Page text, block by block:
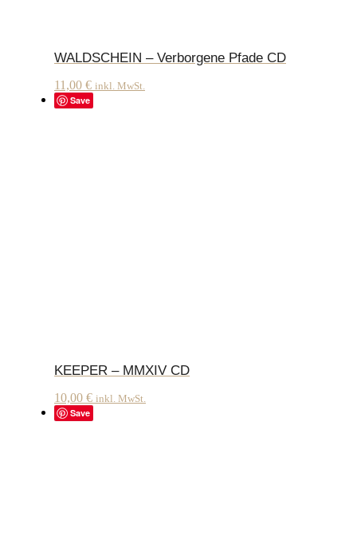
WALDSCHEIN – Verborgene Pfade CD
11,00 € inkl. MwSt.
Save
KEEPER – MMXIV CD
10,00 € inkl. MwSt.
Save